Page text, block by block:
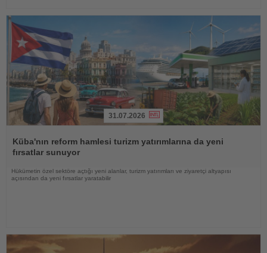
Oku
31.07.2026
Küba'nın reform hamlesi turizm yatırımlarına da yeni
fırsatlar sunuyor
Hükümetin özel sektöre açtığı yeni alanlar, turizm yatırımları ve ziyaretçi altyapısı
açısından da yeni fırsatlar yaratabilir